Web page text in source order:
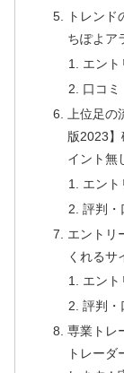
トレン
ちぽよア
エント
口コミ
上位足
版2023
イント無
エント
評判・
エントリ
くれるサ
エント
評判・
専業トレ
トレー